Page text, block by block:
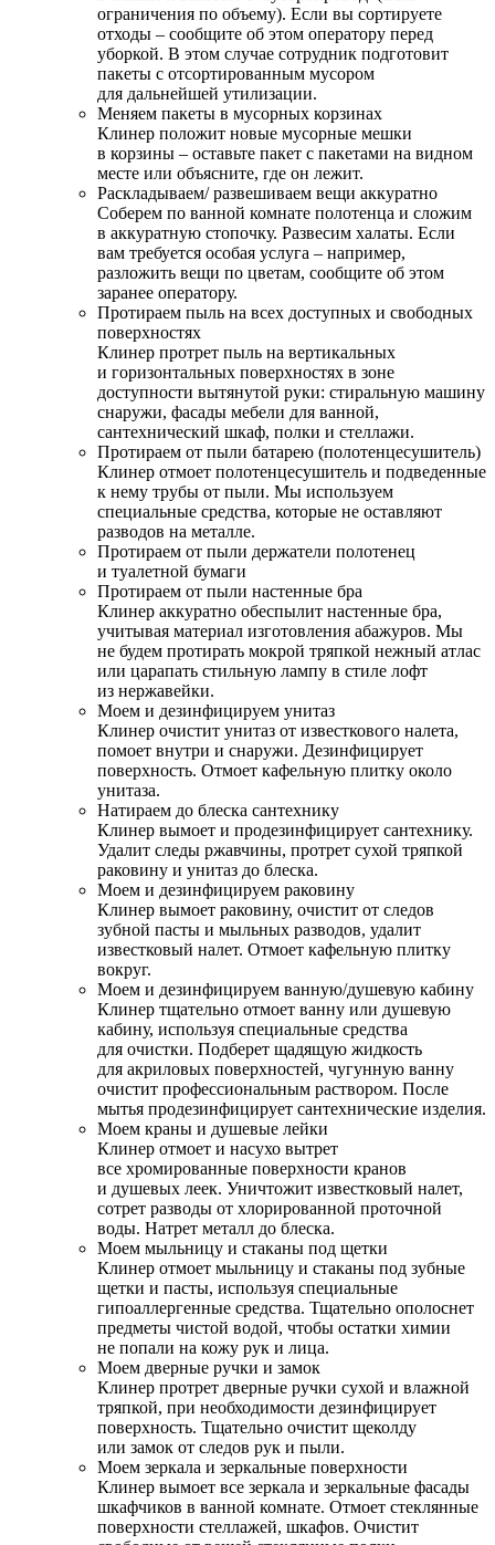
ограничения по объему). Если вы сортируете
отходы – сообщите об этом оператору перед
уборкой. В этом случае сотрудник подготовит
пакеты с отсортированным мусором
для дальнейшей утилизации.
Меняем пакеты в мусорных корзинах
Клинер положит новые мусорные мешки
в корзины – оставьте пакет с пакетами на видном
месте или объясните, где он лежит.
Раскладываем/ развешиваем вещи аккуратно
Соберем по ванной комнате полотенца и сложим
в аккуратную стопочку. Развесим халаты. Если
вам требуется особая услуга – например,
разложить вещи по цветам, сообщите об этом
заранее оператору.
Протираем пыль на всех доступных и свободных
поверхностях
Клинер протрет пыль на вертикальных
и горизонтальных поверхностях в зоне
доступности вытянутой руки: стиральную машину
снаружи, фасады мебели для ванной,
сантехнический шкаф, полки и стеллажи.
Протираем от пыли батарею (полотенцесушитель)
Клинер отмоет полотенцесушитель и подведенные
к нему трубы от пыли. Мы используем
специальные средства, которые не оставляют
разводов на металле.
Протираем от пыли держатели полотенец
и туалетной бумаги
Протираем от пыли настенные бра
Клинер аккуратно обеспылит настенные бра,
учитывая материал изготовления абажуров. Мы
не будем протирать мокрой тряпкой нежный атлас
или царапать стильную лампу в стиле лофт
из нержавейки.
Моем и дезинфицируем унитаз
Клинер очистит унитаз от известкового налета,
помоет внутри и снаружи. Дезинфицирует
поверхность. Отмоет кафельную плитку около
унитаза.
Натираем до блеска сантехнику
Клинер вымоет и продезинфицирует сантехнику.
Удалит следы ржавчины, протрет сухой тряпкой
раковину и унитаз до блеска.
Моем и дезинфицируем раковину
Клинер вымоет раковину, очистит от следов
зубной пасты и мыльных разводов, удалит
известковый налет. Отмоет кафельную плитку
вокруг.
Моем и дезинфицируем ванную/душевую кабину
Клинер тщательно отмоет ванну или душевую
кабину, используя специальные средства
для очистки. Подберет щадящую жидкость
для акриловых поверхностей, чугунную ванну
очистит профессиональным раствором. После
мытья продезинфицирует сантехнические изделия.
Моем краны и душевые лейки
Клинер отмоет и насухо вытрет
все хромированные поверхности кранов
и душевых леек. Уничтожит известковый налет,
сотрет разводы от хлорированной проточной
воды. Натрет металл до блеска.
Моем мыльницу и стаканы под щетки
Клинер отмоет мыльницу и стаканы под зубные
щетки и пасты, используя специальные
гипоаллергенные средства. Тщательно ополоснет
предметы чистой водой, чтобы остатки химии
не попали на кожу рук и лица.
Моем дверные ручки и замок
Клинер протрет дверные ручки сухой и влажной
тряпкой, при необходимости дезинфицирует
поверхность. Тщательно очистит щеколду
или замок от следов рук и пыли.
Моем зеркала и зеркальные поверхности
Клинер вымоет все зеркала и зеркальные фасады
шкафчиков в ванной комнате. Отмоет стеклянные
поверхности стеллажей, шкафов. Очистит